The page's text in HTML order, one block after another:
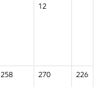
12
258 270 226